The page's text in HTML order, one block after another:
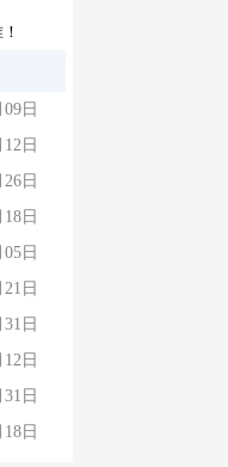
日
日
26日
日
日
日
日
日
日
18日